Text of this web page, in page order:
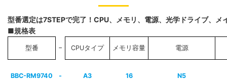
型番選定は7STEPで完了！CPU、メモリ、電源、光学ドライブ、
■規格表
型番 − CPUタイプ メモリ容量 電源
BBC-RM9740 - A3 16 N5